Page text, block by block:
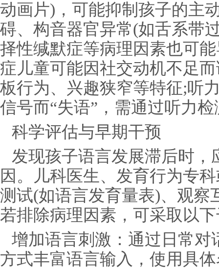
动画片)，可能抑制孩子的主
碍、构音器官异常(如舌系带
择性缄默症等病理因素也可
症儿童可能因社交动机不足
板行为、兴趣狭窄等特征;听
信号而“失语”，需通过听力
科学评估与早期干预
发现孩子语言发展滞后时
因。儿科医生、发育行为专
测试(如语言发育量表)、观察
若排除病理因素，可采取以
增加语言刺激：通过日常
方式丰富语言输入，使用具